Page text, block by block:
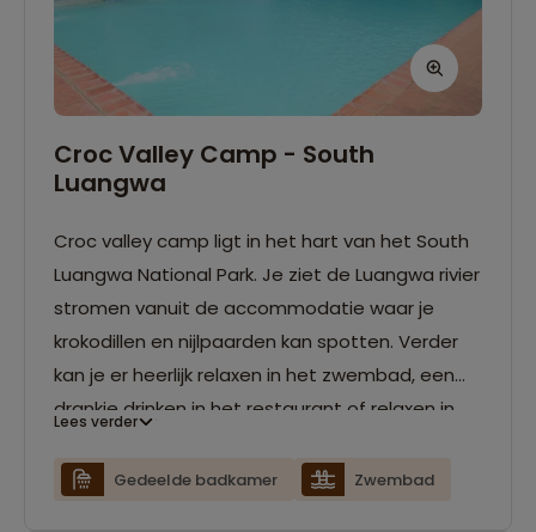
Croc Valley Camp - South
Luangwa
Croc valley camp ligt in het hart van het South
Luangwa National Park. Je ziet de Luangwa rivier
stromen vanuit de accommodatie waar je
krokodillen en nijlpaarden kan spotten. Verder
kan je er heerlijk relaxen in het zwembad, een
drankje drinken in het restaurant of relaxen in
gedeeld waar je een warme douche kunt
Lees verder
Gedeelde badkamer Zwembad